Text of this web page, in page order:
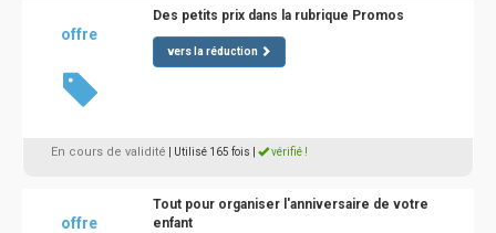
offre
Des petits prix dans la rubrique Promos
vers la réduction
En cours de validité | Utilisé 165 fois vérifié !
offre
Tout pour organiser l'anniversaire de votre
enfant